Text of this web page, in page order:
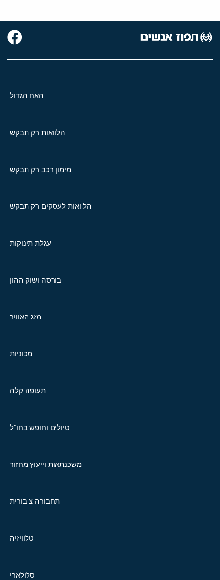
האח הגדול
הלוואות רק תבקש
מימון רכב רק תבקש
הלוואות לעסקים רק תבקש
עגלת תינוקות
בורסה ושוק ההון
מזג האוויר
מכוניות
תעופה קלה
טיולים וחופש בחו"ל
משכנתאות וייעוץ מחזור
תחבורה ציבורית
טלוויזיה
סלולארי